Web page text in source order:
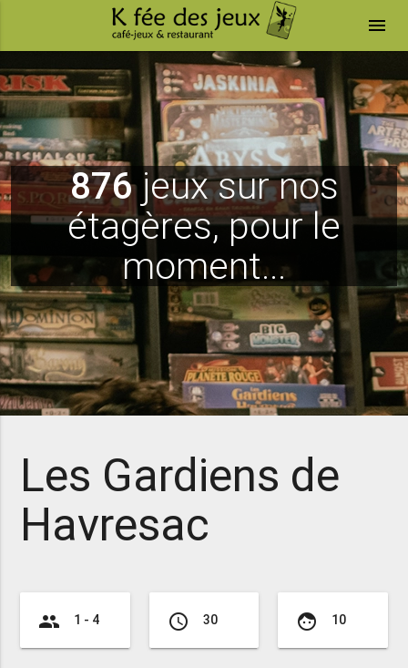
menu
876jeux sur nos
étagères, pour le
moment...
Les Gardiens de
Havresac
group 1 - 4 access_time 30 face 10